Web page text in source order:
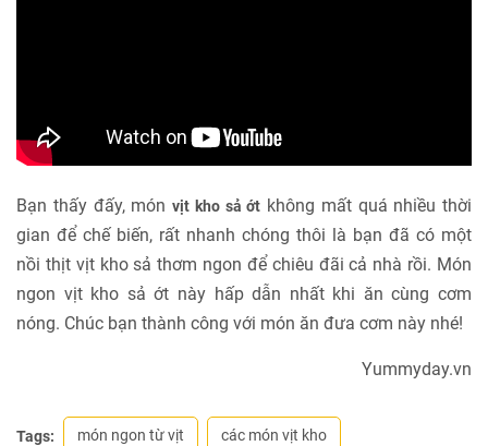
Bạn thấy đấy, món vịt kho sả ớt không mất quá nhiều thời
gian để chế biến, rất nhanh chóng thôi là bạn đã có một
nồi thịt vịt kho sả thơm ngon để chiêu đãi cả nhà rồi. Món
ngon vịt kho sả ớt này hấp dẫn nhất khi ăn cùng cơm
nóng. Chúc bạn thành công với món ăn đưa cơm này nhé!
Yummyday.vn
Tags: món ngon từ vịt các món vịt kho